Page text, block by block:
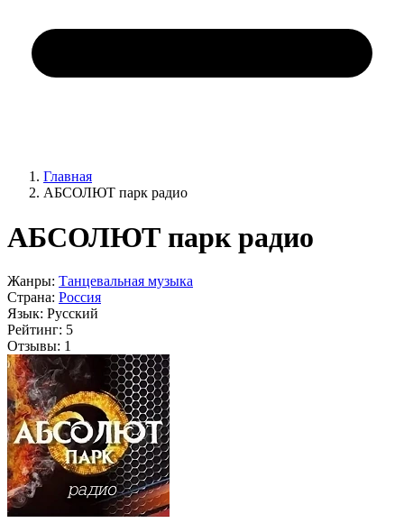
Главная
АБСОЛЮТ парк радио
АБСОЛЮТ парк радио
Жанры: Танцевальная музыка
Страна: Россия
Язык: Русский
Рейтинг: 5
Отзывы: 1